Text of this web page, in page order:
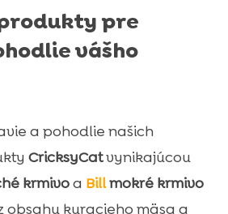
pre
vášho
a pohodlie našich
CricksyCatvynikajúcou
krmivoa Billmokré krmivo
obsahu kuracieho mäsa a